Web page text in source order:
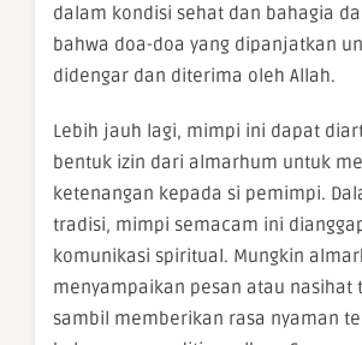
dalam kondisi sehat dan bahagia
bahwa doa-doa yang dipanjatkan
didengar dan diterima oleh Allah.
Lebih jauh lagi, mimpi ini dapat
bentuk izin dari almarhum untuk
ketenangan kepada si pemimpi.
tradisi, mimpi semacam ini
komunikasi spiritual. Mungkin
menyampaikan pesan atau nasihat
sambil memberikan rasa nyaman